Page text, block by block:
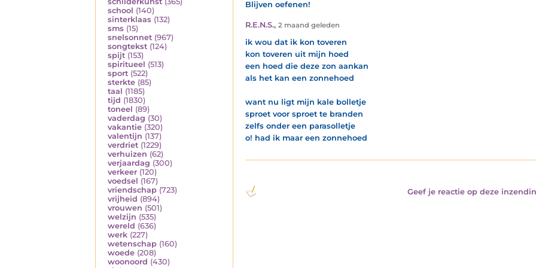
school (140)
sinterklaas (132)
sms (15)
snelsonnet (967)
songtekst (124)
spijt (153)
spiritueel (513)
sport (522)
sterkte (85)
taal (1185)
tijd (1830)
toneel (89)
vaderdag (30)
vakantie (320)
valentijn (137)
verdriet (1229)
verhuizen (62)
verjaardag (300)
verkeer (120)
voedsel (167)
vriendschap (723)
vrijheid (894)
vrouwen (501)
welzijn (535)
wereld (636)
werk (227)
wetenschap (160)
woede (208)
woonoord (430)
Blijven oefenen!
R.E.N.S., 2 maand geleden
ik wou dat ik kon toveren
kon toveren uit mijn hoed
een hoed die deze zon aankan
als het kan een zonnehoed
want nu ligt mijn kale bolletje
sproet voor sproet te branden
zelfs onder een parasolletje
o! had ik maar een zonnehoed
Geef je reactie op deze